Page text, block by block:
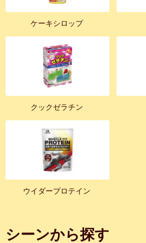
ケーキシロップ
クックゼラチン
ウイダープロテイン
シーンから探す